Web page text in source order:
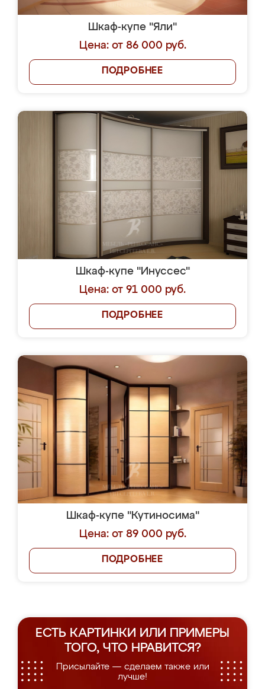
Шкаф-купе "Яли"
Цена: от 86 000 руб.
ПОДРОБНЕЕ
Шкаф-купе "Инуссес"
Цена: от 91 000 руб.
ПОДРОБНЕЕ
Шкаф-купе "Кутиносима"
Цена: от 89 000 руб.
ПОДРОБНЕЕ
ЕСТЬ КАРТИНКИ ИЛИ ПРИМЕРЫ
ТОГО, ЧТО НРАВИТСЯ?
Присылайте — сделаем также или
лучше!